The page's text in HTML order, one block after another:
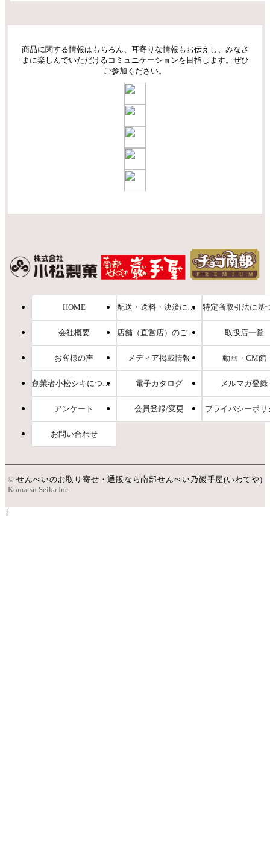
商品に関する情報はもちろん、耳寄りな情報もお伝えし、みなさ
まに楽しんでいただけるコミュニケーションを目指します。ぜひ
ご参加ください。
HOME 配送・送料・決済について
会社概要 店舗（直営店）のご案内 取扱店一覧
お客様の声 メディア掲載情報 動画・CM館
創業者小松シキについて 電子カタログ メルマガ登録
アンケート 会員登録/変更 プライバシーポリ
お問い合わせ
© せんべいのお取り寄せ・通販なら南部せんべい乃巖手屋(いわてや)
Komatsu Seika Inc.
]